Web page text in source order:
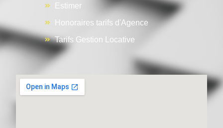
Estimer
Honoraires tarifs d'Agence
Tarifs Gestion Locative